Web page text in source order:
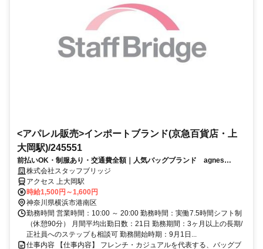
<アパレル販売>インポートブランド(京急百貨店・上
大岡駅)/245551
前払いOK・制服あり・交通費全額｜人気バッグブランド agnes
b.VOYAGE（上大岡百貨店）
株式会社スタッフブリッジ
アクセス 上大岡駅
時給1,500円～1,600円
神奈川県横浜市港南区
勤務時間 営業時間：10:00 ～ 20:00 勤務時間：実働7.5時間シフト制
（休憩90分） 月間平均出勤日数：21日 勤務期間：3ヶ月以上の長期/
正社員へのステップも相談可 勤務開始時期：9月1日...
仕事内容 【仕事内容】 フレンチ・カジュアルを代表する、バッグブ